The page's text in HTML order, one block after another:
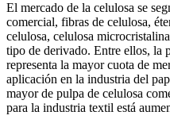
El mercado de la celulosa se
comercial, fibras de celulosa,
celulosa, celulosa
tipo de derivado. Entre ellos, la
representa la mayor cuota de
aplicación en la industria del
mayor de pulpa de celulosa
para la industria textil está